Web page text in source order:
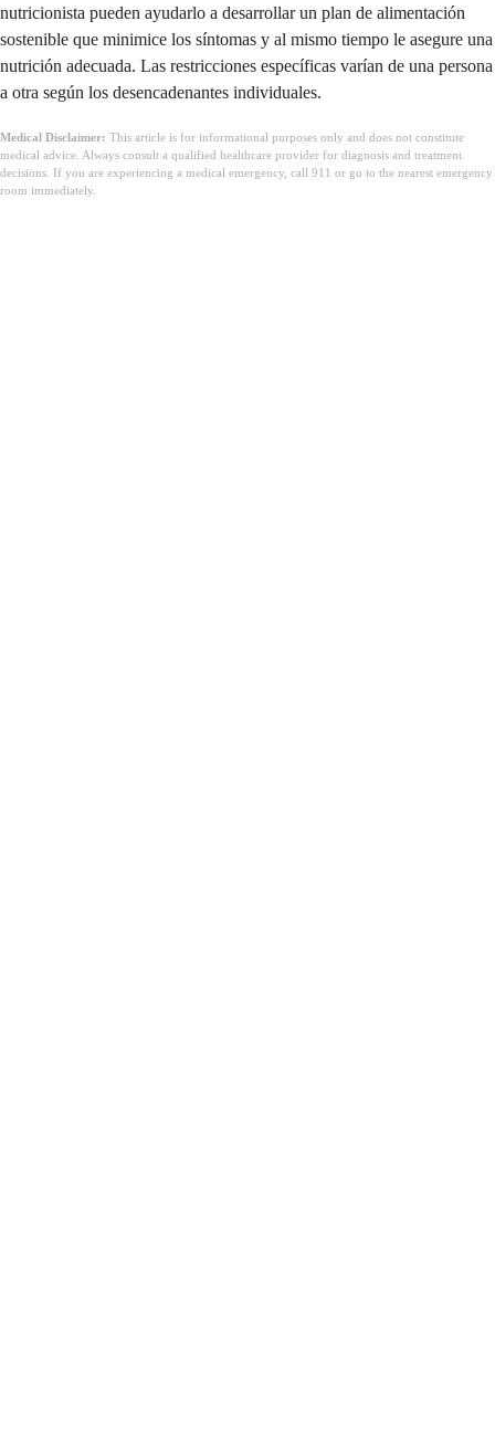
nutricionista pueden ayudarlo a desarrollar un plan de alimentación
sostenible que minimice los síntomas y al mismo tiempo le asegure una
nutrición adecuada. Las restricciones específicas varían de una persona
a otra según los desencadenantes individuales.
Medical Disclaimer: This article is for informational purposes only and does not constitute
medical advice. Always consult a qualified healthcare provider for diagnosis and treatment
decisions. If you are experiencing a medical emergency, call 911 or go to the nearest emergency
room immediately.